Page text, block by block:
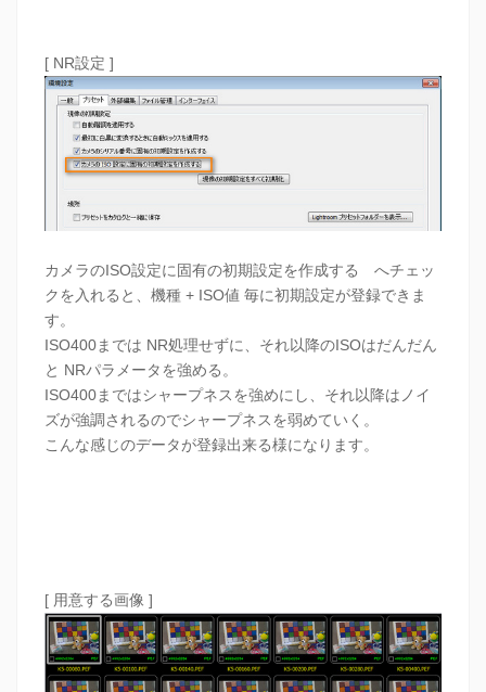
[ NR設定 ]
カメラのISO設定に固有の初期設定を作成する へチェッ
クを入れると、機種 + ISO値 毎に初期設定が登録できま
す。
ISO400までは NR処理せずに、それ以降のISOはだんだん
と NRパラメータを強める。
ISO400まではシャープネスを強めにし、それ以降はノイ
ズが強調されるのでシャープネスを弱めていく。
こんな感じのデータが登録出来る様になります。
[ 用意する画像 ]